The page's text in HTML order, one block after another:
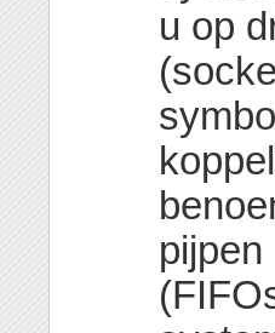
u op
pijpen